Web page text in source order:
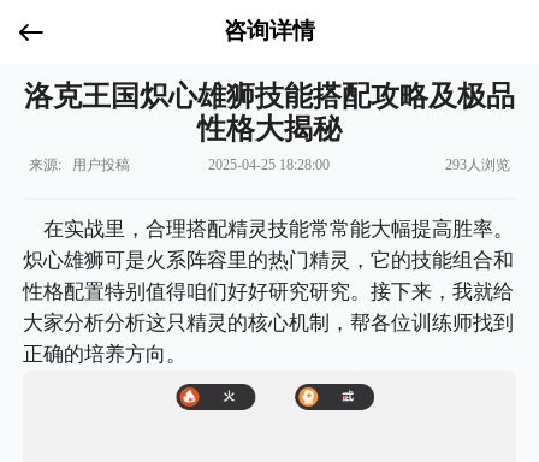
咨询详情
洛克王国炽心雄狮技能搭配攻略及极品
性格大揭秘
来源: 用户投稿 2025-04-25 18:28:00 293人浏览
在实战里，合理搭配精灵技能常常能大幅提高胜率。
炽心雄狮可是火系阵容里的热门精灵，它的技能组合和
性格配置特别值得咱们好好研究研究。接下来，我就给
大家分析分析这只精灵的核心机制，帮各位训练师找到
正确的培养方向。